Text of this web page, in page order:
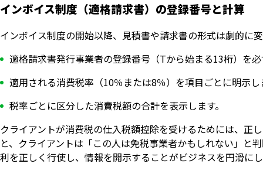
インボイス制度（適格請求書）の登録番号と計算
インボイス制度の開始以降、見積書や請求書の形式は劇的に
適格請求書発行事業者の登録番号（Tから始まる13桁）を
適用される消費税率（10％または8％）を項目ごとに明示し
税率ごとに区分した消費税額の合計を表示します。
クライアントが消費税の仕入税額控除を受けるためには、正
と、クライアントは「この人は免税事業者かもしれない」と
利を正しく行使し、情報を開示することがビジネスを円滑に